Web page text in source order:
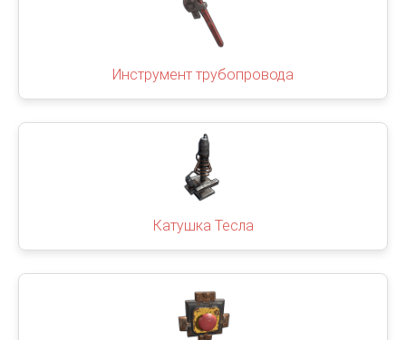
Инструмент трубопровода
Катушка Тесла